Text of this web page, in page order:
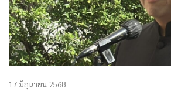
17 มิถุนายน 2568